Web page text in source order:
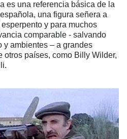
es una referencia básica de la
una figura señera a
y para muchos
comparable - salvando
y ambientes – a grandes
otros países, como Billy Wilder,